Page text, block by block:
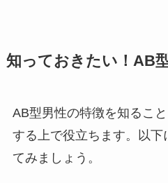
知っておきたい！AB
AB型男性の特徴を知るこ
する上で役立ちます。以
てみましょう。